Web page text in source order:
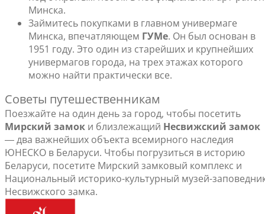
Минска.
Займитесь покупками в главном универмаге
Минска, впечатляющем ГУМе. Он был основан в
1951 году. Это один из старейших и крупнейших
универмагов города, на трех этажах которого
можно найти практически все.
Советы путешественникам
Поезжайте на один день за город, чтобы посетить
Мирский замок и близлежащий Несвижский замок
― два важнейших объекта всемирного наследия
ЮНЕСКО в Беларуси. Чтобы погрузиться в историю
Беларуси, посетите Мирский замковый комплекс и
Национальный историко-культурный музей-
Несвижского замка.